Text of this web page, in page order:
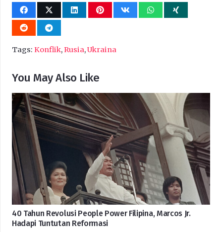
Tags: Konflik,Rusia,Ukraina
You May Also Like
40 Tahun Revolusi People Power Filipina, Marcos Jr.
Hadapi Tuntutan Reformasi